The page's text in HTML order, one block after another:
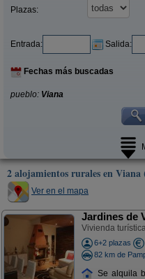
Plazas:
Entrada: Salida:
Fechas más buscadas
pueblo: Viana
2 alojamientos rurales en Viana
Ver en el mapa
Jardines de
Vivienda
6+2 plazas
82 km de
Se alquila